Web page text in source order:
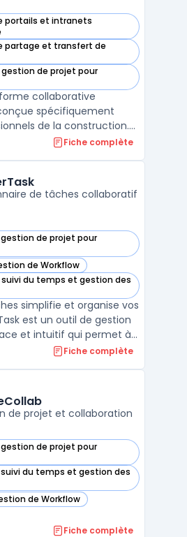
portails et intranets
cette catégorie
partage et transfert de
cette catégorie
gestion de projet pour
cette catégorie
collaborative
spécifiquement
de la construction.
de gestion de
des fonctionnalités
...
Fiche complète
de tâches collaboratif
de projet pour
dans cette catégorie
de Workflow
dans cette catégorie
suivi du temps et gestion des
dans cette catégorie
simplifie et organise vos
est un outil de gestion
et intuitif qui permet à
de collaborer en temps
suivre les progrès des proj
Fiche complète
de projet et collaboration
de projet pour
dans cette catégorie
suivi du temps et gestion des
dans cette catégorie
de Workflow
dans cette catégorie
Fiche complète